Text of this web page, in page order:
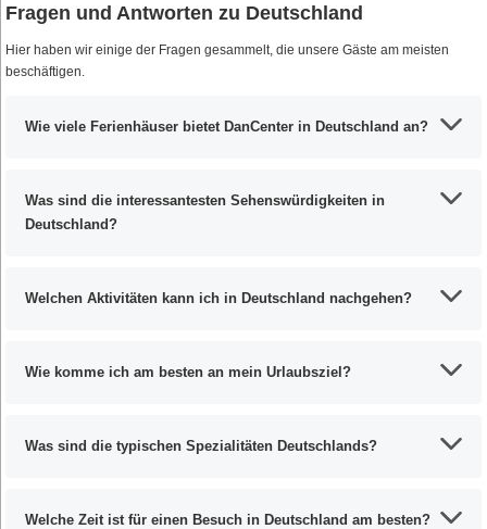
Fragen und Antworten zu Deutschland
Hier haben wir einige der Fragen gesammelt, die unsere Gäste am meisten
beschäftigen.
Wie viele Ferienhäuser bietet DanCenter in Deutschland an?
Was sind die interessantesten Sehenswürdigkeiten in
Deutschland?
Welchen Aktivitäten kann ich in Deutschland nachgehen?
Wie komme ich am besten an mein Urlaubsziel?
Was sind die typischen Spezialitäten Deutschlands?
Welche Zeit ist für einen Besuch in Deutschland am besten?